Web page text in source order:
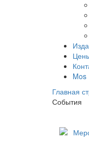
Mos
Главная
События